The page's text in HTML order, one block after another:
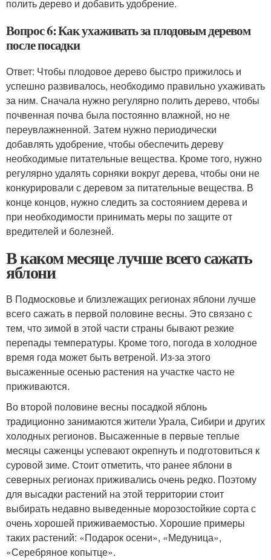
полить дерево и добавить удобрение.
Вопрос 6: Как ухаживать за плодовым деревом
после посадки
Ответ: Чтобы плодовое дерево быстро прижилось и
успешно развивалось, необходимо правильно ухаживать
за ним. Сначала нужно регулярно полить дерево, чтобы
почвенная почва была постоянно влажной, но не
переувлажненной. Затем нужно периодически
добавлять удобрение, чтобы обеспечить дереву
необходимые питательные вещества. Кроме того, нужно
регулярно удалять сорняки вокруг дерева, чтобы они не
конкурировали с деревом за питательные вещества. В
конце концов, нужно следить за состоянием дерева и
при необходимости принимать меры по защите от
вредителей и болезней.
В каком месяце лучше всего сажать
яблони
В Подмосковье и близлежащих регионах яблони лучше
всего сажать в первой половине весны. Это связано с
тем, что зимой в этой части страны бывают резкие
перепады температуры. Кроме того, погода в холодное
время года может быть ветреной. Из-за этого
высаженные осенью растения на участке часто не
приживаются.
Во второй половине весны посадкой яблонь
традиционно занимаются жители Урала, Сибири и других
холодных регионов. Высаженные в первые теплые
месяцы саженцы успевают окрепнуть и подготовиться к
суровой зиме. Стоит отметить, что ранее яблони в
северных регионах приживались очень редко. Поэтому
для высадки растений на этой территории стоит
выбирать недавно выведенные морозостойкие сорта с
очень хорошей приживаемостью. Хорошие примеры
таких растений: «Подарок осени», «Медуница»,
«Серебряное копытце».